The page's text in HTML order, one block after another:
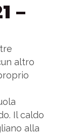
–
altro
Il caldo
alla